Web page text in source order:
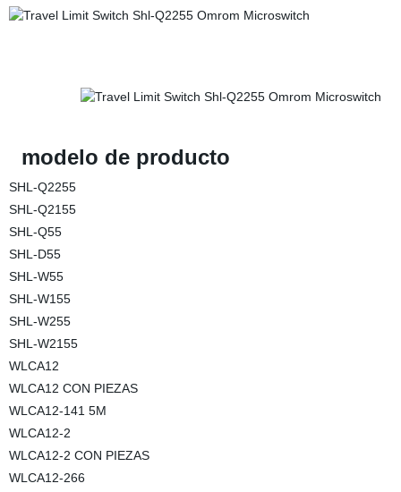
modelo de producto
SHL-Q2255
SHL-Q2155
SHL-Q55
SHL-D55
SHL-W55
SHL-W155
SHL-W255
SHL-W2155
WLCA12
WLCA12 CON PIEZAS
WLCA12-141 5M
WLCA12-2
WLCA12-2 CON PIEZAS
WLCA12-266